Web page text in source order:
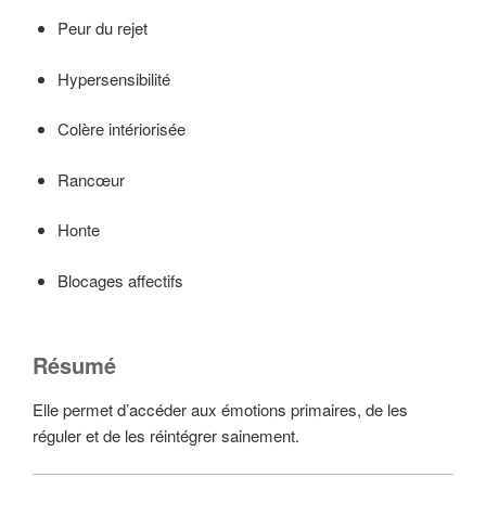
Peur du rejet
Hypersensibilité
Colère intériorisée
Rancœur
Honte
Blocages affectifs
Résumé
Elle permet d’accéder aux émotions primaires, de les
réguler et de les réintégrer sainement.